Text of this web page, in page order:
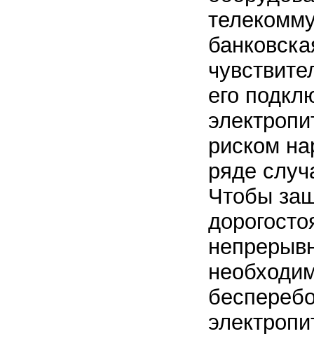
его
риском
ряде
Чтобы